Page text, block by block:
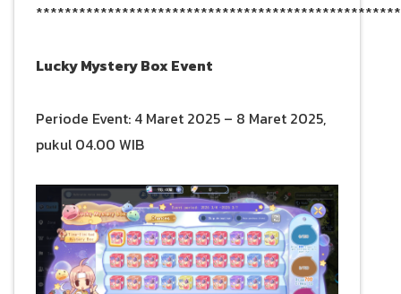
Lucky Mystery Box Event
Periode Event: 4 Maret 2025 – 8 Maret 2025,
pukul 04.00 WIB